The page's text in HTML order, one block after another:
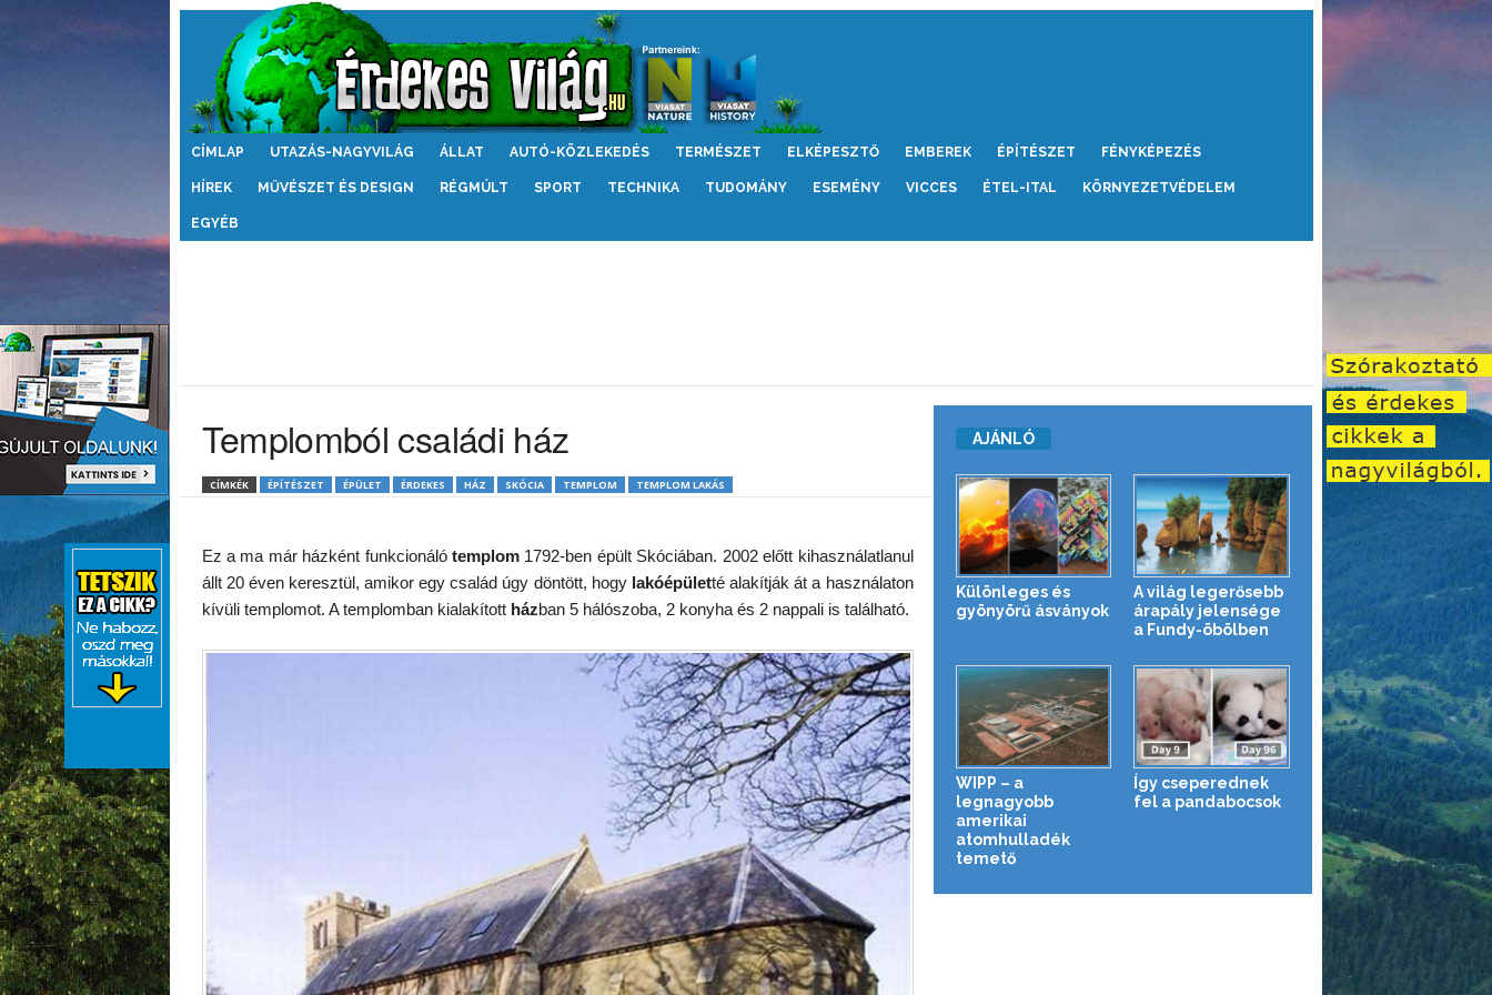
Érdekes
CÍMLAP UTAZÁS-NAGYVILÁG ÁLLAT AUTÓ-KÖZLEKEDÉS TERMÉSZET ELKÉPESZTŐ EMBEREK ÉPÍTÉSZET FÉNYKÉPEZÉS
HÍREK MŰVÉSZET ÉS DESIGN RÉGMÚLT SPORT TECHNIKA TUDOMÁNY ESEMÉNY VICCES ÉTEL-ITAL KÖRNYEZETVÉDELEM
EGYÉB
Templomból családi ház
CÍMKÉK ÉPÍTÉSZET ÉPÜLET ÉRDEKES HÁZ SKÓCIA TEMPLOM TEMPLOM LAKÁS
Ez a ma már házként funkcionáló templom 1792-ben épült Skóciában. 2002 előtt kihasználatlanul
állt 20 éven keresztül, amikor egy család úgy döntött, hogy lakóépületté alakítják át a használaton
kívüli templomot. A templomban kialakított házban 5 hálószoba, 2 konyha és 2 nappali is található.
AJÁNLÓ
Különleges és
gyönyörű ásványok
A világ legerősebb
árapály jelensége
a Fundy-öbölben
WIPP – a
legnagyobb
amerikai
atomhulladék
temető
Így cseperednek
fel a pandabocsok